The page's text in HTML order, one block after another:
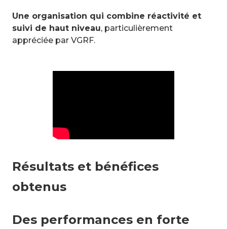
Une organisation qui combine réactivité et
suivi de haut niveau, particulièrement
appréciée par VGRF.
Résultats et bénéfices
obtenus
Des performances en forte